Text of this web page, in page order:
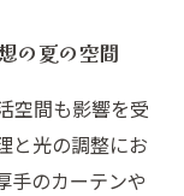
の夏の空間
空間も影響を受
と光の調整にお
手のカーテンや